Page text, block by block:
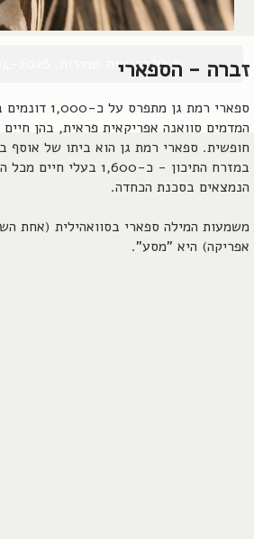
זברה - הספארי
ספארי רמת גן
המדמים סוואנה אפריקאית פראית, בהן
חופשית. ספארי רמת גן הוא ביתו של אוסף
במזרח התיכון - כ-1,600
הנמצאים בסכנת הכחדה.
משמעות המילה ספארי בסוואהילית (אחת
אפריקה) היא "מסע".
© כל הזכויות שמורות, 2004-2026, אורן שץ